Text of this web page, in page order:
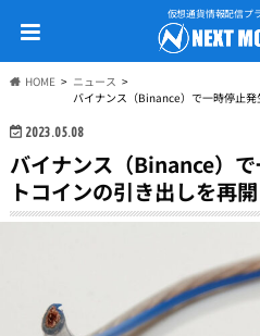
仮想通貨情報配信プ
HOME
ニュース
バイナンス（Binance）で一時停止
2023.05.08
バイナンス（Binance）
トコインの引き出しを再開